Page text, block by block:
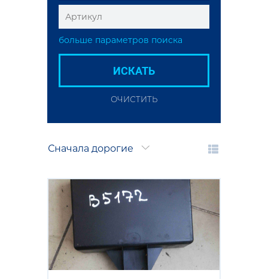
больше параметров поиска
ИСКАТЬ
ОЧИСТИТЬ
Сначала дорогие